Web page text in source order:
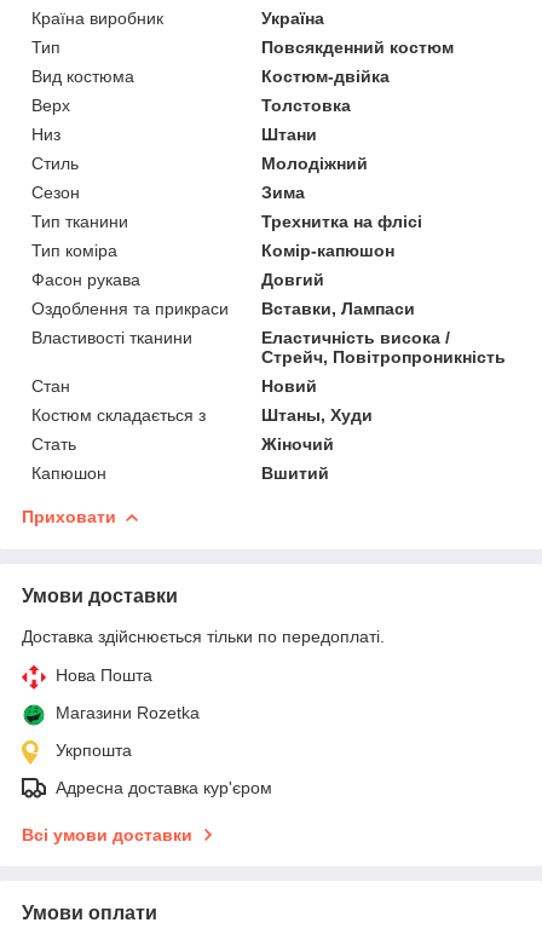
Країна виробник
Україна
Тип
Повсякденний костюм
Вид костюма
Костюм-двійка
Верх
Толстовка
Низ
Штани
Стиль
Молодіжний
Сезон
Зима
Тип тканини
Трехнитка на флісі
Тип коміра
Комір-капюшон
Фасон рукава
Довгий
Оздоблення та прикраси
Вставки, Лампаси
Властивості тканини
Еластичність висока /
Стрейч, Повітропроникність
Стан
Новий
Костюм складається з
Штаны, Худи
Стать
Жіночий
Капюшон
Вшитий
Приховати
Умови доставки
Доставка здійснюється тільки по передоплаті.
Нова Пошта
Магазини Rozetka
Укрпошта
Адресна доставка кур'єром
Всі умови доставки
Умови оплати